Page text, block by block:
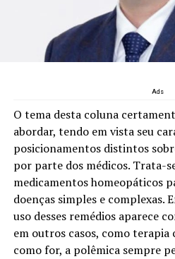
Ads
O tema desta coluna
abordar, tendo em vista seu
posicionamentos distintos
por parte dos médicos. Trata-
medicamentos homeopáticos
doenças simples e complexas.
uso desses remédios aparece
em outros casos, como terapia
como for, a polêmica sempre